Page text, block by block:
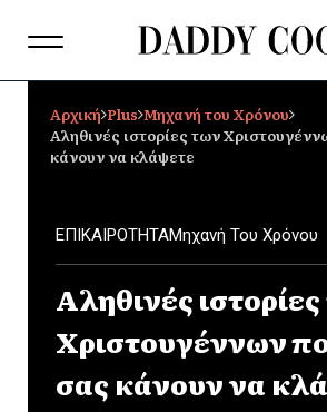
Αρχική Plus Μηχανή του Χρόνου
Αληθινές ιστορίες των
κάνουν να κλάψετε
ΕΠΙΚΑΙΡΟΤΗΤΑΜηχανή Του Χρόνου
Αληθινές
Χριστουγέννων
σας κάνουν να